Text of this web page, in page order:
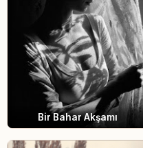
Bir Bahar Akşamı